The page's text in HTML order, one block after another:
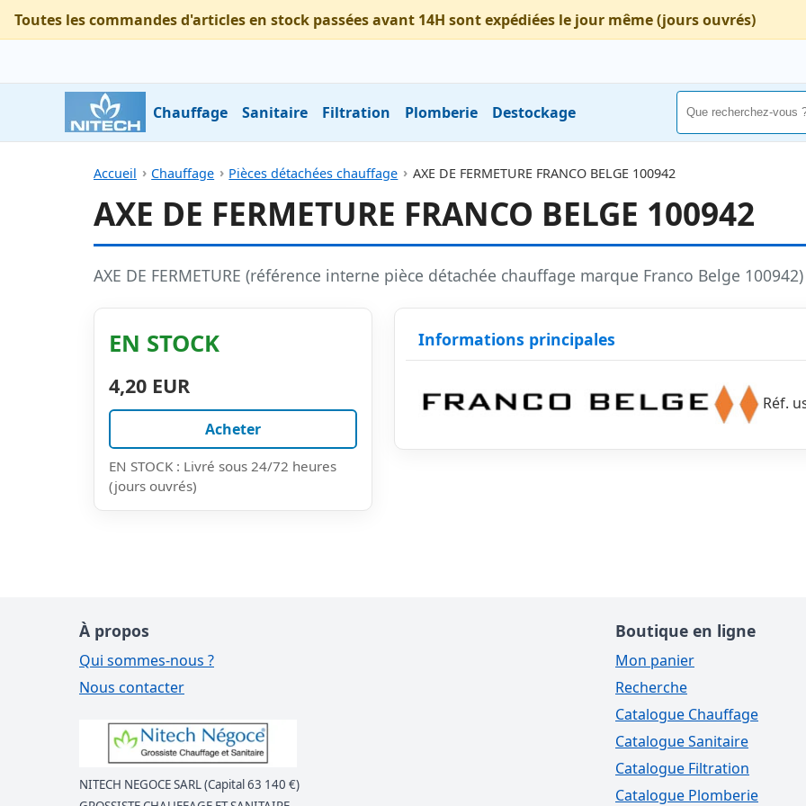
Toutes les commandes d'articles en stock passées avant 14H sont expédiées le jour même (jours ouvrés)
Chauffage Sanitaire Filtration Plomberie Destockage
Accueil Chauffage Pièces détachées chauffage AXE DE FERMETURE FRANCO BELGE 100942
AXE DE FERMETURE FRANCO BELGE 100942
AXE DE FERMETURE (référence interne pièce détachée chauffage marque Franco Belge
EN STOCK
4,20 EUR
Acheter
EN STOCK : Livré sous 24/72 heures
(jours ouvrés)
Informations principales
Réf.
À propos
Qui sommes-nous ?
Nous contacter
NITECH NEGOCE SARL (Capital 63 140 €)
Boutique en ligne
Mon panier
Recherche
Catalogue Chauffage
Catalogue Sanitaire
Catalogue Filtration
Catalogue Plomberie